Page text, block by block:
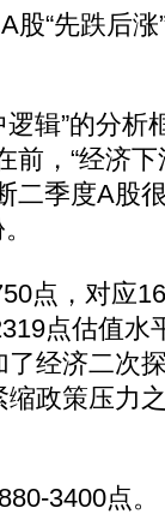
“先跌后涨
辑”的分析
前，“经济
二季度A股
，对应
点估值水
经济二次
政策压力
3400点。